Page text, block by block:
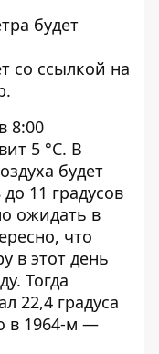
будет
со ссылкой на
8:00
5 °C. В
будет
11 градусов
ожидать в
что
в этот день
Тогда
22,4 градуса
в 1964-м —